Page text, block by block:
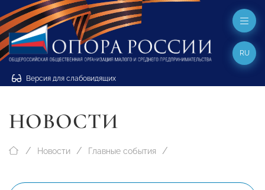
Версия для слабовидящих
RU
НОВОСТИ
Новости Главные события